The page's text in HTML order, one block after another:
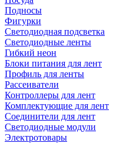
Подносы
Фигурки
Светодиодная подсветка
Светодиодные ленты
Гибкий неон
Блоки питания для лент
Профиль для ленты
Рассеиватели
Контроллеры для лент
Комплектующие для лент
Соединители для лент
Светодиодные модули
Электротовары